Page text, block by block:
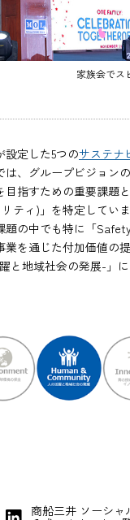
家族会でス
設定した5つのサステナ
は、グループビジョン
目指すための重要課題
ティ)」を特定してい
題の中でも特に「
業を通じた付加価値の
と地域社会の発展-」
商船三井 ソーシャ